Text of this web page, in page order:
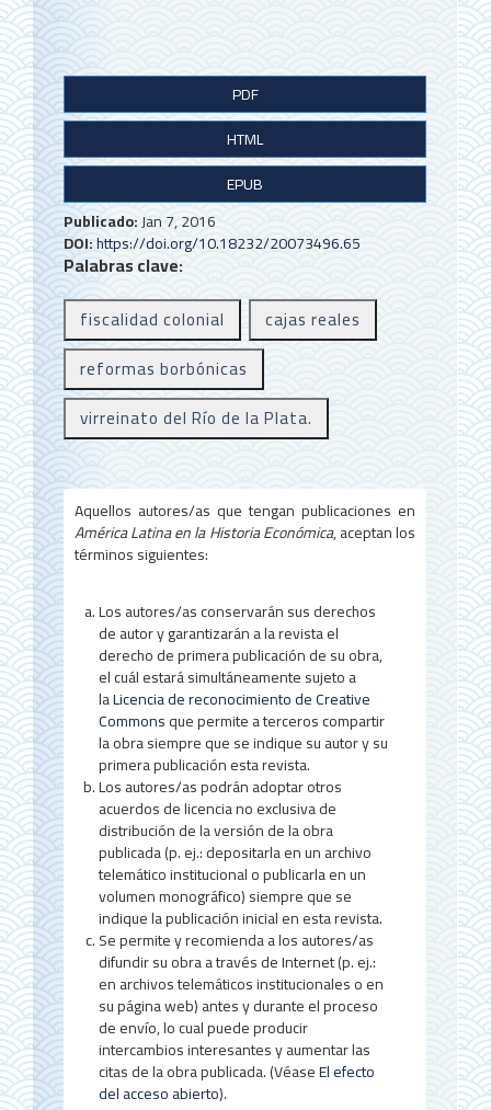
B
a
r
r
a
l
a
t
e
r
a
l
d
e
l
a
r
t
í
c
u
l
o
PDF
HTML
EPUB
Publicado:Jan 7, 2016
DOI:https://doi.org/10.18232/20073496.65
Palabras clave:
fiscalidad colonial
cajas reales
reformas borbónicas
virreinato del Río de la Plata.
Aquellos autores/as que tengan publicaciones en
América Latina en la Historia Económica, aceptan los
términos siguientes:
Los autores/as conservarán sus derechos
de autor y garantizarán a la revista el
derecho de primera publicación de su obra,
el cuál estará simultáneamente sujeto a
laLicencia de reconocimiento de Creative
Commonsque permite a terceros compartir
la obra siempre que se indique su autor y su
primera publicación esta revista.
Los autores/as podrán adoptar otros
acuerdos de licencia no exclusiva de
distribución de la versión de la obra
publicada (p. ej.: depositarla en un archivo
telemático institucional o publicarla en un
volumen monográfico) siempre que se
indique la publicación inicial en esta revista.
Se permite y recomienda a los autores/as
difundir su obra a través de Internet (p. ej.:
en archivos telemáticos institucionales o en
su página web) antes y durante el proceso
de envío, lo cual puede producir
intercambios interesantes y aumentar las
citas de la obra publicada. (VéaseEl efecto
del acceso abierto).